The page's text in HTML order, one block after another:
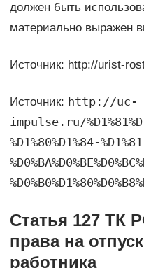
должен быть
материально выражен
Источник: http://urist-
Источник: http://uc-
impulse.ru/
%D1%80%D1%84-
Статья 127 ТК
права на
работника